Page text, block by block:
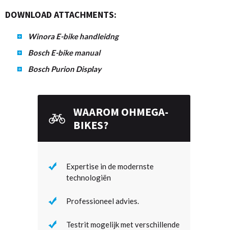
DOWNLOAD ATTACHMENTS:
Winora E-bike handleidng
Bosch E-bike manual
Bosch Purion Display
WAAROM OHMEGA-
BIKES?
Expertise in de modernste
technologiën
Professioneel advies.
Testrit mogelijk met verschillende